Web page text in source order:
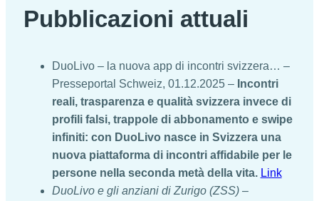
Pubblicazioni attuali
DuoLivo – la nuova app di incontri svizzera… –
Presseportal Schweiz, 01.12.2025 – Incontri
reali, trasparenza e qualità svizzera invece di
profili falsi, trappole di abbonamento e swipe
infiniti: con DuoLivo nasce in Svizzera una
nuova piattaforma di incontri affidabile per le
persone nella seconda metà della vita. Link
DuoLivo e gli anziani di Zurigo (ZSS)–